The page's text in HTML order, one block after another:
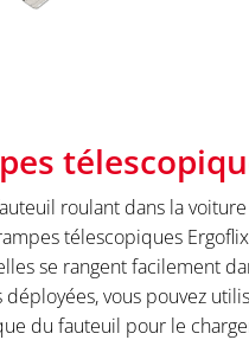
roulant dans la voiture
télescopiques
se rangent facilement
vous pouvez
du fauteuil pour le